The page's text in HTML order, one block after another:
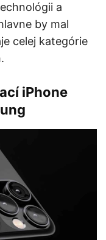
a
by mal
celej kategórie
iPhone